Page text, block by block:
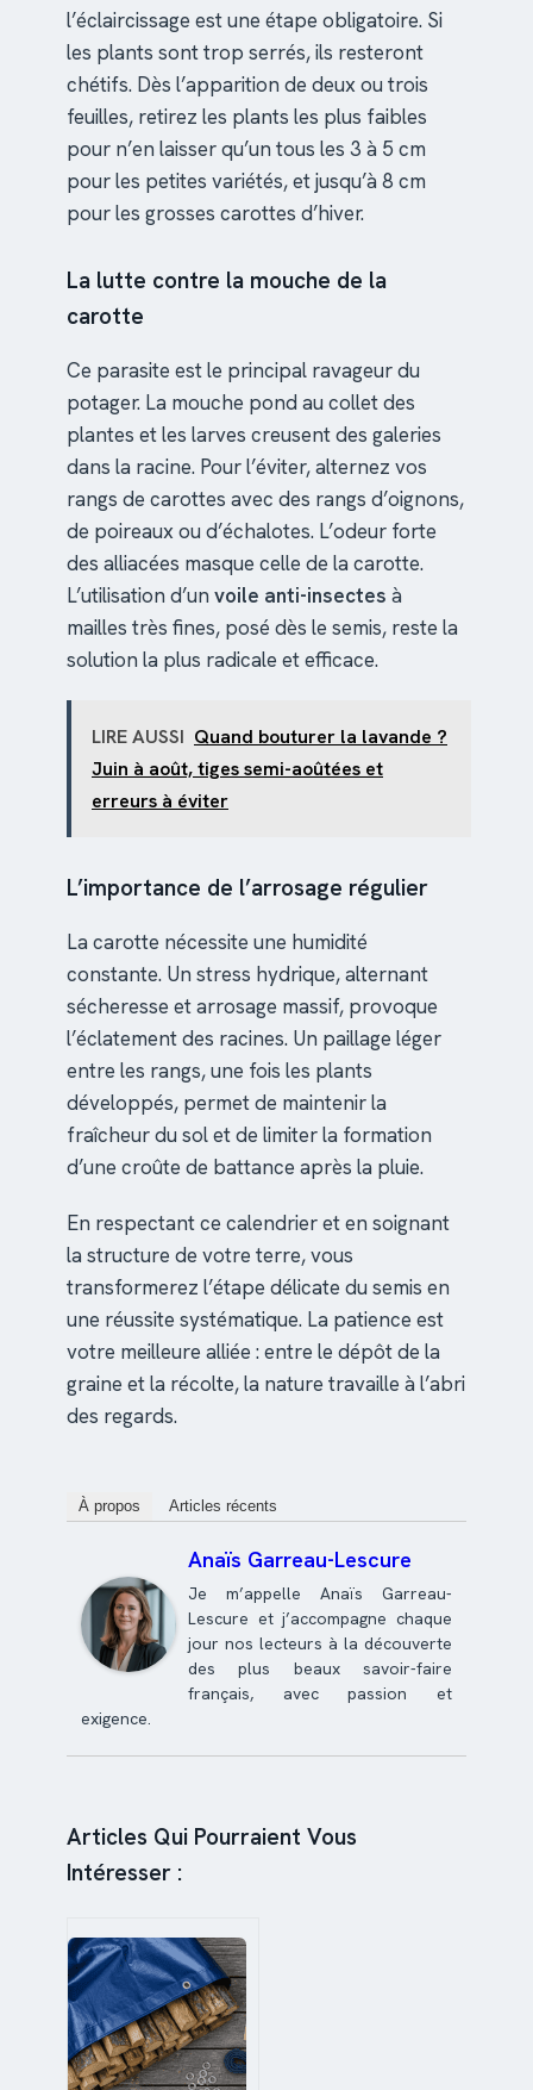
l’éclaircissage est une étape obligatoire. Si
les plants sont trop serrés, ils resteront
chétifs. Dès l’apparition de deux ou trois
feuilles, retirez les plants les plus faibles
pour n’en laisser qu’un tous les 3 à 5 cm
pour les petites variétés, et jusqu’à 8 cm
pour les grosses carottes d’hiver.
La lutte contre la mouche de la
carotte
Ce parasite est le principal ravageur du
potager. La mouche pond au collet des
plantes et les larves creusent des galeries
dans la racine. Pour l’éviter, alternez vos
rangs de carottes avec des rangs d’oignons,
de poireaux ou d’échalotes. L’odeur forte
des alliacées masque celle de la carotte.
L’utilisation d’un voile anti-insectes à
mailles très fines, posé dès le semis, reste la
solution la plus radicale et efficace.
LIRE AUSSI Quand bouturer la lavande ?
Juin à août, tiges semi-aoûtées et
erreurs à éviter
L’importance de l’arrosage régulier
La carotte nécessite une humidité
constante. Un stress hydrique, alternant
sécheresse et arrosage massif, provoque
l’éclatement des racines. Un paillage léger
entre les rangs, une fois les plants
développés, permet de maintenir la
fraîcheur du sol et de limiter la formation
d’une croûte de battance après la pluie.
En respectant ce calendrier et en soignant
la structure de votre terre, vous
transformerez l’étape délicate du semis en
une réussite systématique. La patience est
votre meilleure alliée : entre le dépôt de la
graine et la récolte, la nature travaille à l’abri
des regards.
À propos Articles récents
Anaïs Garreau-Lescure
Je m’appelle Anaïs Garreau-
Lescure et j’accompagne chaque
jour nos lecteurs à la découverte
des plus beaux savoir-faire
français, avec passion et
exigence.
Articles Qui Pourraient Vous
Intéresser :